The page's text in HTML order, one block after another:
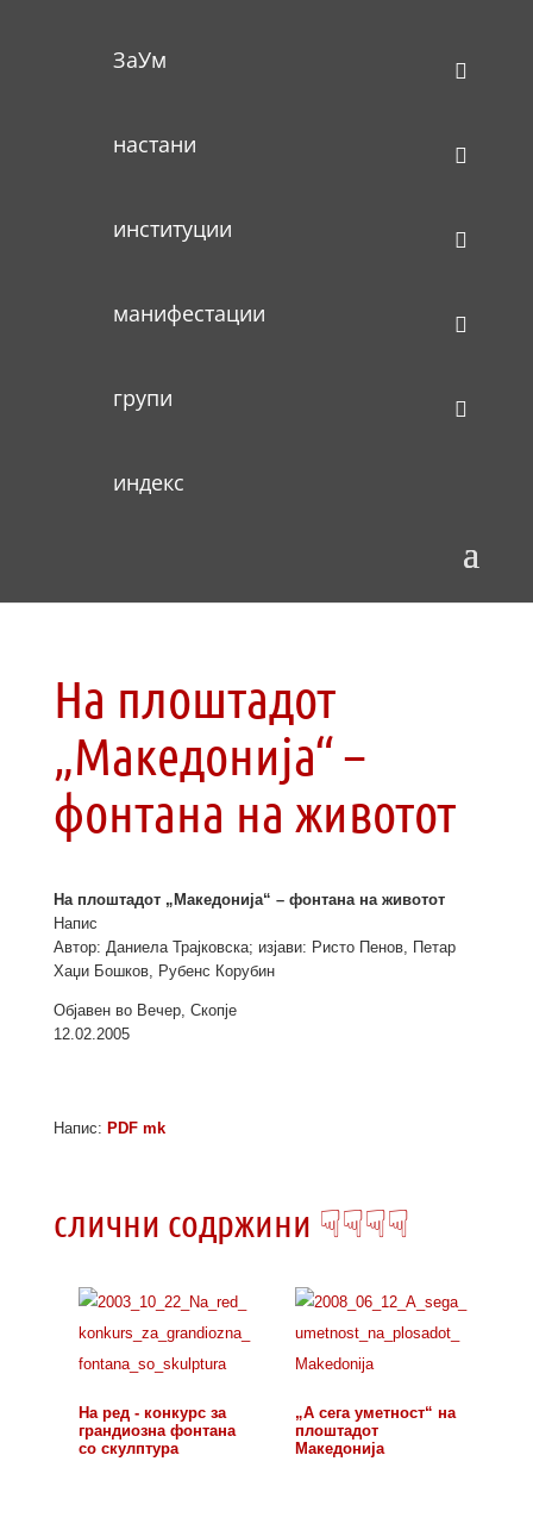
ЗаУм
настани
институции
манифестации
групи
индекс
На плоштадот
„Македонија“ –
фонтана на животот
На плоштадот „Македонија“ – фонтана на животот
Напис
Автор: Даниела Трајковска; изјави: Ристо Пенов, Петар
Хаџи Бошков, Рубенс Корубин
Објавен во Вечер, Скопје
12.02.2005
Напис: PDF mk
слични содржини ☟☟☟☟
На ред - конкурс за
грандиозна фонтана
со скулптура
„А сега уметност“ на
плоштадот
Македонија